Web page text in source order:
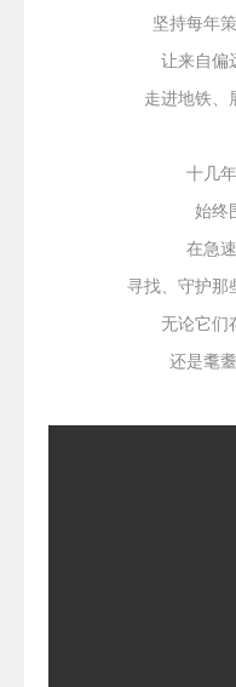
坚持每年
让来自偏
走进地铁、
十几
始终
在急
寻找、守护那
无论它们
还是耄耋